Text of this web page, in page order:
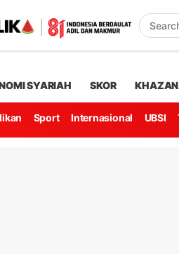
SYARIAH SKOR
Sport Internasional UBSI